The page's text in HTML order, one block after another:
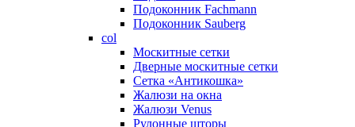
Подоконник Fachmann
Подоконник Sauberg
col
Москитные сетки
Дверные москитные сетки
Сетка «Антикошка»
Жалюзи на окна
Жалюзи Venus
Рулонные шторы